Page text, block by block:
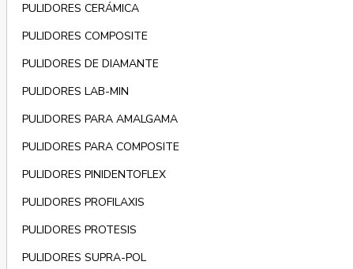
PULIDORES CERÁMICA
PULIDORES COMPOSITE
PULIDORES DE DIAMANTE
PULIDORES LAB-MIN
PULIDORES PARA AMALGAMA
PULIDORES PARA COMPOSITE
PULIDORES PINIDENTOFLEX
PULIDORES PROFILAXIS
PULIDORES PROTESIS
PULIDORES SUPRA-POL